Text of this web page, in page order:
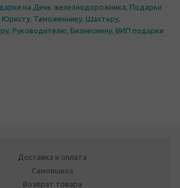
на День железнодорожника, Подарки
Юристу, Таможеннику, Шахтеру,
, Руководителю, Бизнесмену, ВИП подарки
Доставка и оплата
Самовывоз
Возврат товара